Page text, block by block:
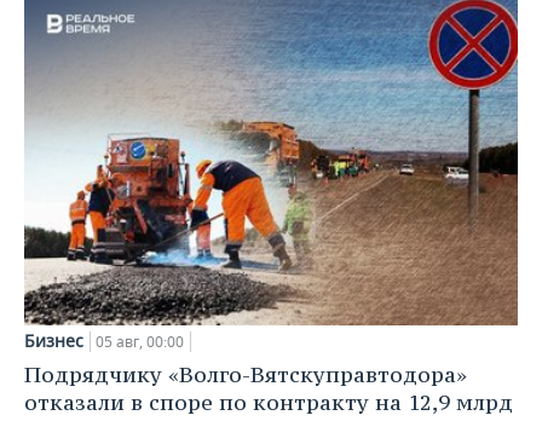
Бизнес 05 авг, 00:00
Подрядчику «Волго-Вятскуправтодора»
отказали в споре по контракту на 12,9 млрд